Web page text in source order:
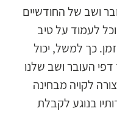
ושב של החודשיים
לעמוד על טיב
כך למשל, יכול
העובר ושב שלנו
לקויה מבחינה
בנוגע לקבלת